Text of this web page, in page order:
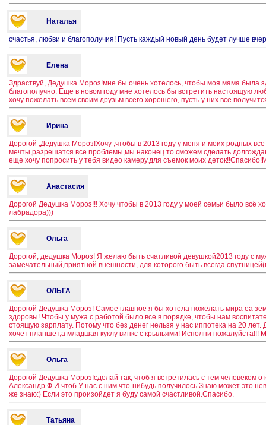
Наталья
счастья, любви и благополучия! Пусть каждый новый день будет лучше
Елена
Здраствуй, Дедушка Мороз!мне бы очень хотелось, чтобы моя мама была
благополучно. Еще в новом году мне хотелось бы встретить настоящую
хочу пожелать всем своим друзьм всего хорошего, пусть у них все
Ирина
Дорогой ,Дедушка Мороз!Хочу ,чтобы в 2013 году у меня и моих родных
мечты,разрешатся все проблемы,мы наконец то сможем сделать
еще хочу попросить у тебя видео камеру,для съемок моих
Анастасия
Дорогой Дедушка Мороз!!! Хочу чтобы в 2013 году у моей семьи было всё
лабрадора)))
Ольга
Дорогой, дедушка Мороз! Я желаю быть счатливой девушкой2013 году с
замечательный,приятной внешности, для которого быть всегда
ОЛЬГА
Дорогой Дедушка Мороз! Самое главное я бы хотела пожелать мира еа
здоровы! Чтобы у мужа с работой было все в порядке, чтобы нам
стоящую зарплату. Потому что без денег нельзя у нас иппотека на 20
хочет планшет,а младшая куклу винкс с крыльями! Исполни пожалуйста!!!
Ольга
Дорогой Дедушка Мороз!сделай так, чтоб я встретилась с тем человеком
Александр Ф.И чтоб У нас с ним что-нибудь получилось.Знаю может это
же знаю:) Если это произойдет я буду самой счастливой.Спасибо.
Татьяна